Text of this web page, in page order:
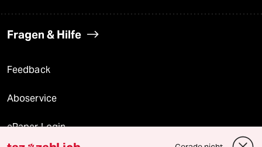
Fragen & Hilfe
Feedback
Aboservice
ePaper Login